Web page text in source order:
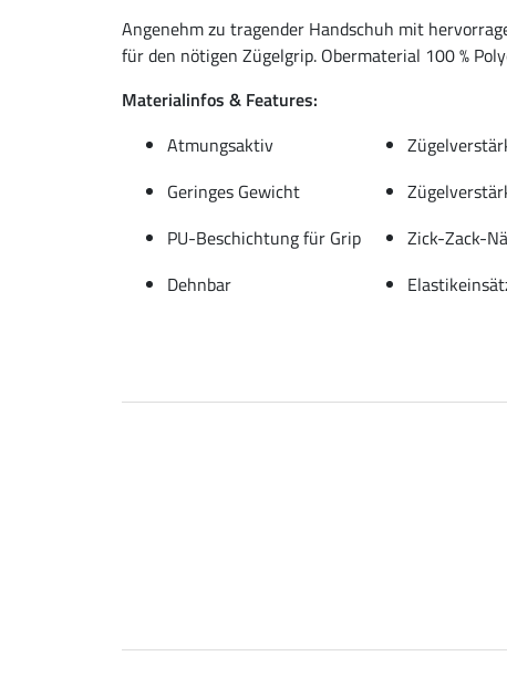
Angenehm zu tragender Handschuh mit
für den nötigen Zügelgrip. Obermaterial 100 %
Materialinfos & Features:
Atmungsaktiv
Geringes Gewicht
PU-Beschichtung für Grip
Zick-Zack-
Dehnbar